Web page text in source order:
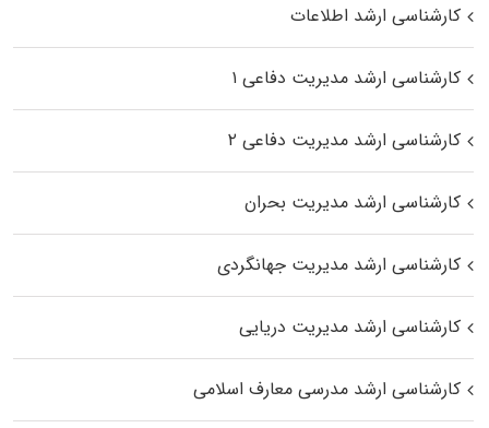
کارشناسی ارشد اطلاعات
کارشناسی ارشد مدیریت دفاعی ۱
کارشناسی ارشد مدیریت دفاعی ۲
کارشناسی ارشد مدیریت بحران
کارشناسی ارشد مدیریت جهانگردی
کارشناسی ارشد مدیریت دریایی
کارشناسی ارشد مدرسی معارف اسلامی